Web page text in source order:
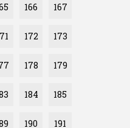
166 167
172 173
178 179
184 185
190 191